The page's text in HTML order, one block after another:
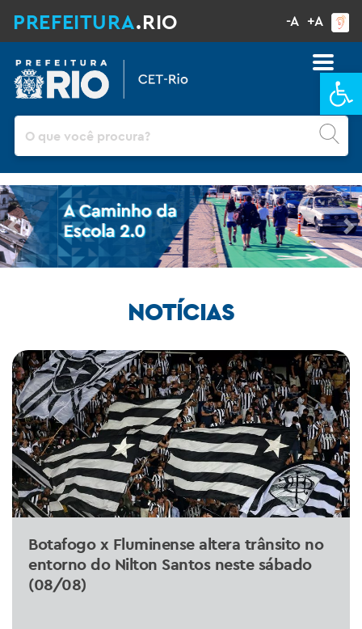
PREFEITURA.RIO -A +A
Pesquisar
Previous
NOTÍCIAS
Botafogo x Fluminense altera trânsito no
entorno do Nilton Santos neste sábado
(08/08)